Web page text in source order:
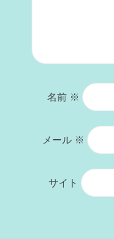
名前 ※
メール ※
サイト